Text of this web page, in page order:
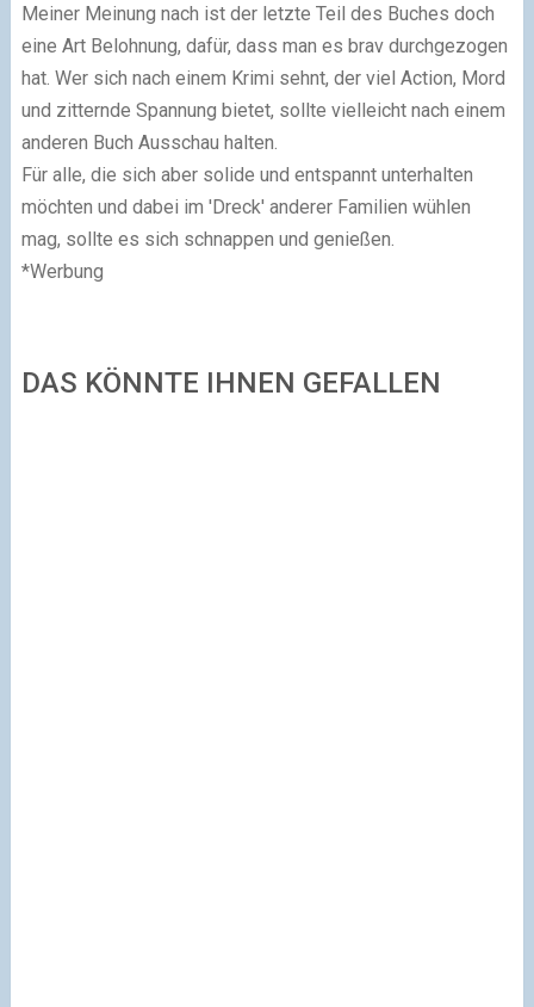
Meiner Meinung nach ist der letzte Teil des Buches doch
eine Art Belohnung, dafür, dass man es brav durchgezogen
hat. Wer sich nach einem Krimi sehnt, der viel Action, Mord
und zitternde Spannung bietet, sollte vielleicht nach einem
anderen Buch Ausschau halten.
Für alle, die sich aber solide und entspannt unterhalten
möchten und dabei im 'Dreck' anderer Familien wühlen
mag, sollte es sich schnappen und genießen.
*Werbung
DAS KÖNNTE IHNEN GEFALLEN